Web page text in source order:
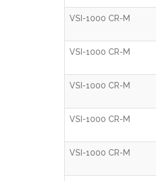
VSI-1000 CR-M
VSI-1000 CR-M
VSI-1000 CR-M
VSI-1000 CR-M
VSI-1000 CR-M